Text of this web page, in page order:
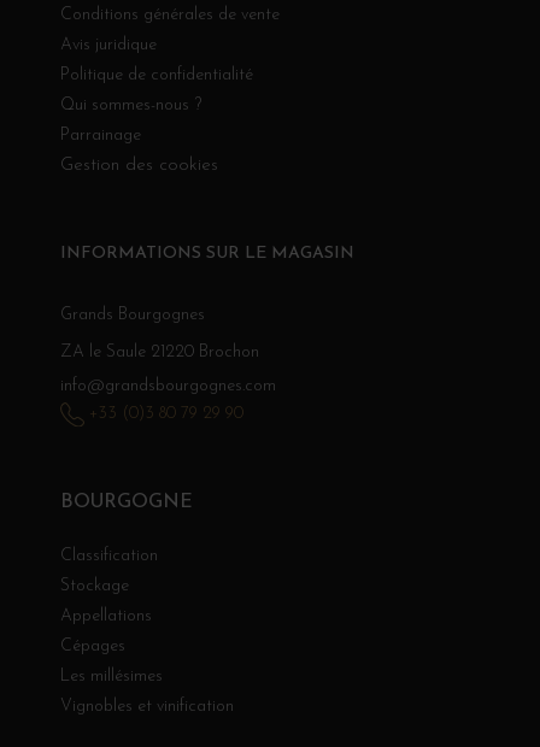
Conditions générales de vente
Avis juridique
Politique de confidentialité
Qui sommes-nous ?
Parrainage
Gestion des cookies
BOURGOGNE
Classification
Stockage
Appellations
Cépages
Les millésimes
Vignobles et vinification
INFORMATIONS SUR LE MAGASIN
Grands Bourgognes
ZA le Saule 21220 Brochon
info@grandsbourgognes.com
+33 (0)3 80 79 29 90